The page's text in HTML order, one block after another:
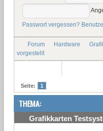
Passwort vergessen?
Forum Hardware
vorgestellt
Seite: 1
THEMA:
Grafikkarten